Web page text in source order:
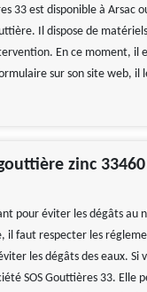
33 est disponible à Arsac
Il dispose de
En ce moment, il
sur son site web,
zinc 33460
pour éviter les dégâts au
il faut respecter les
les dégâts des eaux. Si
SOS Gouttières 33. Elle